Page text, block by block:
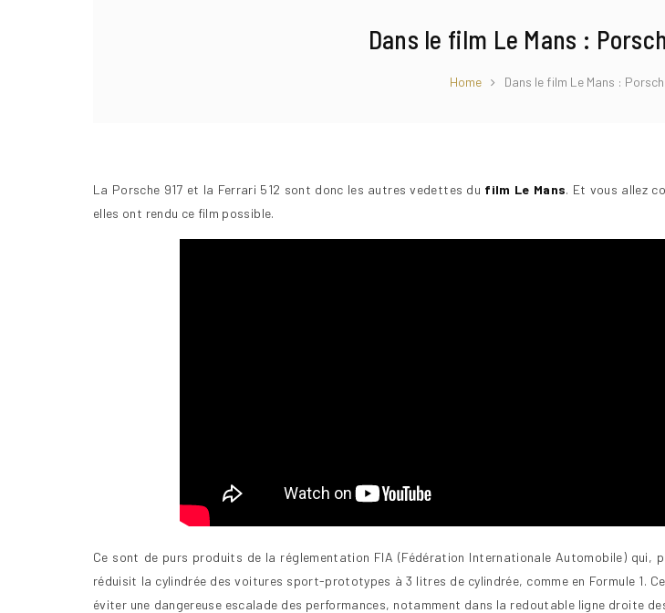
Dans le film Le Mans :
Home Dans le film Le Mans :
La Porsche 917 et la Ferrari 512 sont donc les autres vedettes du film Le Mans. Et vous allez
elles ont rendu ce film possible.
Ce sont de purs produits de la réglementation FIA (Fédération Internationale Automobile) qui,
réduisit la cylindrée des voitures sport-prototypes à 3 litres de cylindrée, comme en Formule 1.
éviter une dangereuse escalade des performances, notamment dans la redoutable ligne droite des